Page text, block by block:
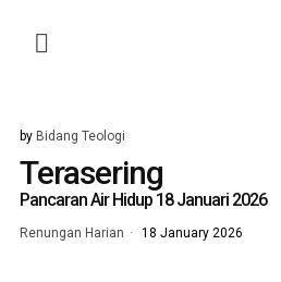
by Bidang Teologi
Terasering
Pancaran Air Hidup 18 Januari 2026
Renungan Harian 18 January 2026